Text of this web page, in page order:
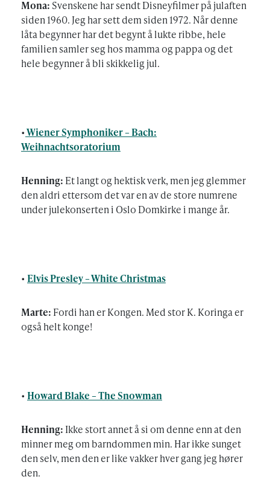
Mona: Svenskene har sendt Disneyfilmer på julaften
siden 1960. Jeg har sett dem siden 1972. Når denne
låta begynner har det begynt å lukte ribbe, hele
familien samler seg hos mamma og pappa og det
hele begynner å bli skikkelig jul.
•Wiener Symphoniker – Bach:
Weihnachtsoratorium
Henning: Et langt og hektisk verk, men jeg glemmer
den aldri ettersom det var en av de store numrene
under julekonserten i Oslo Domkirke i mange år.
• Elvis Presley – White Christmas
Marte: Fordi han er Kongen. Med stor K. Koringa er
også helt konge!
• Howard Blake – The Snowman
Henning: Ikke stort annet å si om denne enn at den
minner meg om barndommen min. Har ikke sunget
den selv, men den er like vakker hver gang jeg hører
den.